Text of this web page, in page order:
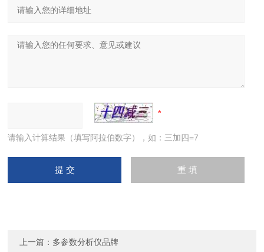
请输入计算结果（填写阿拉伯数字），如：三加四=7
上一篇： 多参数分析仪品牌